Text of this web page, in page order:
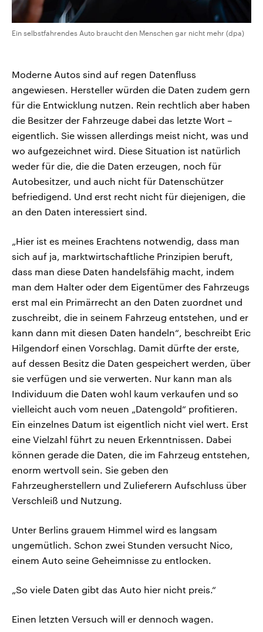
Ein selbstfahrendes Auto braucht den Menschen gar nicht mehr (dpa)
Moderne Autos sind auf regen Datenfluss
angewiesen. Hersteller würden die Daten zudem gern
für die Entwicklung nutzen. Rein rechtlich aber haben
die Besitzer der Fahrzeuge dabei das letzte Wort –
eigentlich. Sie wissen allerdings meist nicht, was und
wo aufgezeichnet wird. Diese Situation ist natürlich
weder für die, die die Daten erzeugen, noch für
Autobesitzer, und auch nicht für Datenschützer
befriedigend. Und erst recht nicht für diejenigen, die
an den Daten interessiert sind.
„Hier ist es meines Erachtens notwendig, dass man
sich auf ja, marktwirtschaftliche Prinzipien beruft,
dass man diese Daten handelsfähig macht, indem
man dem Halter oder dem Eigentümer des Fahrzeugs
erst mal ein Primärrecht an den Daten zuordnet und
zuschreibt, die in seinem Fahrzeug entstehen, und er
kann dann mit diesen Daten handeln“, beschreibt Eric
Hilgendorf einen Vorschlag. Damit dürfte der erste,
auf dessen Besitz die Daten gespeichert werden, über
sie verfügen und sie verwerten. Nur kann man als
Individuum die Daten wohl kaum verkaufen und so
vielleicht auch vom neuen „Datengold“ profitieren.
Ein einzelnes Datum ist eigentlich nicht viel wert. Erst
eine Vielzahl führt zu neuen Erkenntnissen. Dabei
können gerade die Daten, die im Fahrzeug entstehen,
enorm wertvoll sein. Sie geben den
Fahrzeugherstellern und Zulieferern Aufschluss über
Verschleiß und Nutzung.
Unter Berlins grauem Himmel wird es langsam
ungemütlich. Schon zwei Stunden versucht Nico,
einem Auto seine Geheimnisse zu entlocken.
„So viele Daten gibt das Auto hier nicht preis.“
Einen letzten Versuch will er dennoch wagen.